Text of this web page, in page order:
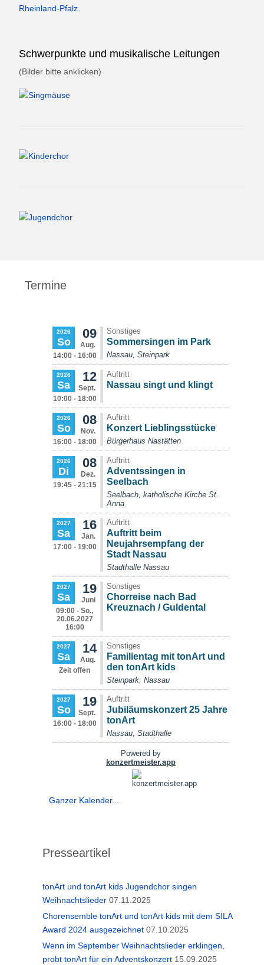
Rheinland-Pfalz
Schwerpunkte und musikalische Leitungen
(Bilder bitte anklicken)
Termine
Ganzer Kalender...
Presseartikel
tonArt und tonArt kids Jugendchor singen
Weihnachtslieder 07.11.2025
Chorensemble tonArt und tonArt kids mit dem SILA
Award 2024 ausgezeichnet 07.10.2025
Wenn im September Weihnachtslieder erklingen,
probt tonArt für ein Adventskonzert 15.09.2025